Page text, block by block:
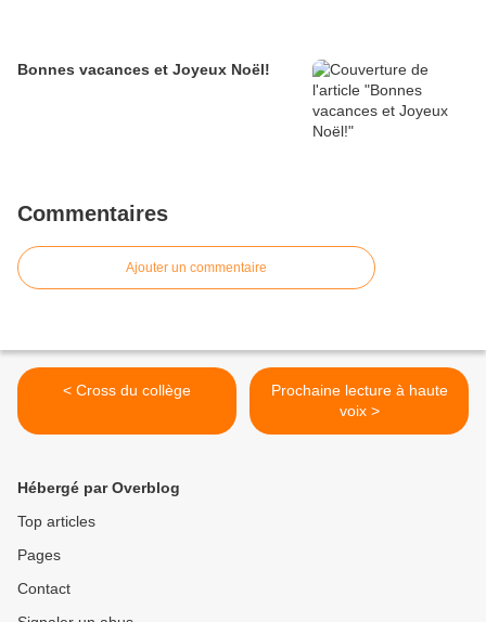
Bonnes vacances et Joyeux Noël!
Commentaires
Ajouter un commentaire
< Cross du collège
Prochaine lecture à haute
voix >
Hébergé par Overblog
Top articles
Pages
Contact